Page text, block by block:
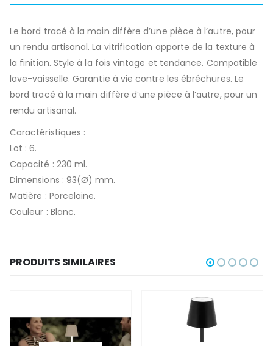
Le bord tracé à la main diffère d’une pièce à l’autre, pour
un rendu artisanal. La vitrification apporte de la texture à
la finition. Style à la fois vintage et tendance. Compatible
lave-vaisselle. Garantie à vie contre les ébréchures. Le
bord tracé à la main diffère d’une pièce à l’autre, pour un
rendu artisanal.
Caractéristiques :
Lot : 6.
Capacité : 230 ml.
Dimensions : 93(Ø) mm.
Matière : Porcelaine.
Couleur : Blanc.
PRODUITS SIMILAIRES